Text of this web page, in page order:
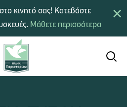
×
κινητό σας! Κατεβάστε
Μάθετε περισσότερα